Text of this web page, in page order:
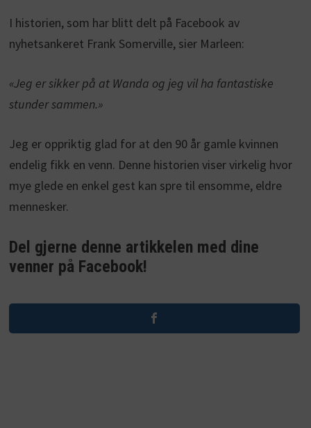
I historien, som har blitt delt på Facebook av
nyhetsankeret Frank Somerville, sier Marleen:
«Jeg er sikker på at Wanda og jeg vil ha fantastiske
stunder sammen.»
Jeg er oppriktig glad for at den 90 år gamle kvinnen
endelig fikk en venn. Denne historien viser virkelig hvor
mye glede en enkel gest kan spre til ensomme, eldre
mennesker.
Del gjerne denne artikkelen med dine
venner på Facebook!